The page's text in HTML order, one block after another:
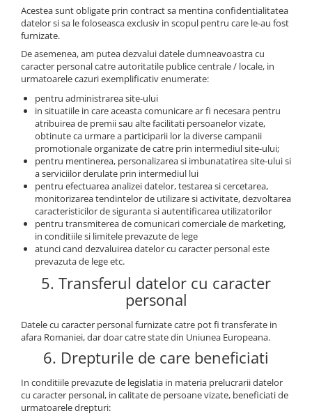
Acestea sunt obligate prin contract sa mentina confidentialitatea
datelor si sa le foloseasca exclusiv in scopul pentru care le-au fost
furnizate.
De asemenea, am putea dezvalui datele dumneavoastra cu
caracter personal catre autoritatile publice centrale / locale, in
urmatoarele cazuri exemplificativ enumerate:
pentru administrarea site-ului
in situatiile in care aceasta comunicare ar fi necesara pentru
atribuirea de premii sau alte facilitati persoanelor vizate,
obtinute ca urmare a participarii lor la diverse campanii
promotionale organizate de catre prin intermediul site-ului;
pentru mentinerea, personalizarea si imbunatatirea site-ului si
a serviciilor derulate prin intermediul lui
pentru efectuarea analizei datelor, testarea si cercetarea,
monitorizarea tendintelor de utilizare si activitate, dezvoltarea
caracteristicilor de siguranta si autentificarea utilizatorilor
pentru transmiterea de comunicari comerciale de marketing,
in conditiile si limitele prevazute de lege
atunci cand dezvaluirea datelor cu caracter personal este
prevazuta de lege etc.
5. Transferul datelor cu caracter
personal
Datele cu caracter personal furnizate catre pot fi transferate in
afara Romaniei, dar doar catre state din Uniunea Europeana.
6. Drepturile de care beneficiati
In conditiile prevazute de legislatia in materia prelucrarii datelor
cu caracter personal, in calitate de persoane vizate, beneficiati de
urmatoarele drepturi: